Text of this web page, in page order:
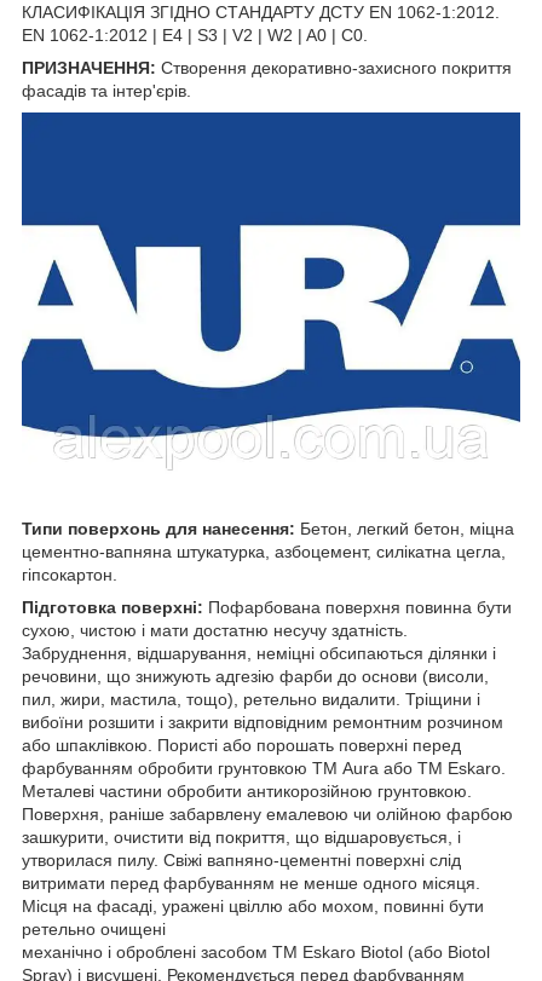
КЛАСИФІКАЦІЯ ЗГІДНО СТАНДАРТУ ДСТУ EN 1062-1:2012.
EN 1062-1:2012 | E4 | S3 | V2 | W2 | A0 | С0.
ПРИЗНАЧЕННЯ: Створення декоративно-захисного покриття
фасадів та інтер'єрів.
Типи поверхонь для нанесення: Бетон, легкий бетон, міцна
цементно-вапняна штукатурка, азбоцемент, силікатна цегла,
гіпсокартон.
Підготовка поверхні: Пофарбована поверхня повинна бути
сухою, чистою і мати достатню несучу здатність.
Забруднення, відшарування, неміцні обсипаються ділянки і
речовини, що знижують адгезію фарби до основи (висоли,
пил, жири, мастила, тощо), ретельно видалити. Тріщини і
вибоїни розшити і закрити відповідним ремонтним розчином
або шпаклівкою. Пористі або порошать поверхні перед
фарбуванням обробити грунтовкою ТМ Aura або ТМ Eskaro.
Металеві частини обробити антикорозійною грунтовкою.
Поверхня, раніше забарвлену емалевою чи олійною фарбою
зашкурити, очистити від покриття, що відшаровується, і
утворилася пилу. Свіжі вапняно-цементні поверхні слід
витримати перед фарбуванням не менше одного місяця.
Місця на фасаді, уражені цвіллю або мохом, повинні бути
ретельно очищені
механічно і оброблені засобом ТМ Eskaro Biotol (або Biotol
Spray) і висушені. Рекомендується перед фарбуванням